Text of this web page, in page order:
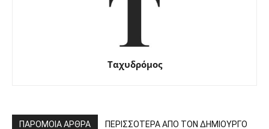
Ταχυδρόμος
ΠΑΡΟΜΟΙΑ ΑΡΘΡΑ ΠΕΡΙΣΣΟΤΕΡΑ ΑΠΟ ΤΟΝ ΔΗΜΙΟΥΡΓΟ